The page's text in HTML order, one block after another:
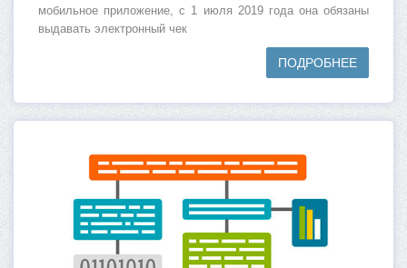
мобильное приложение, с 1 июля 2019 года она обязаны
выдавать электронный чек
ПОДРОБНЕЕ